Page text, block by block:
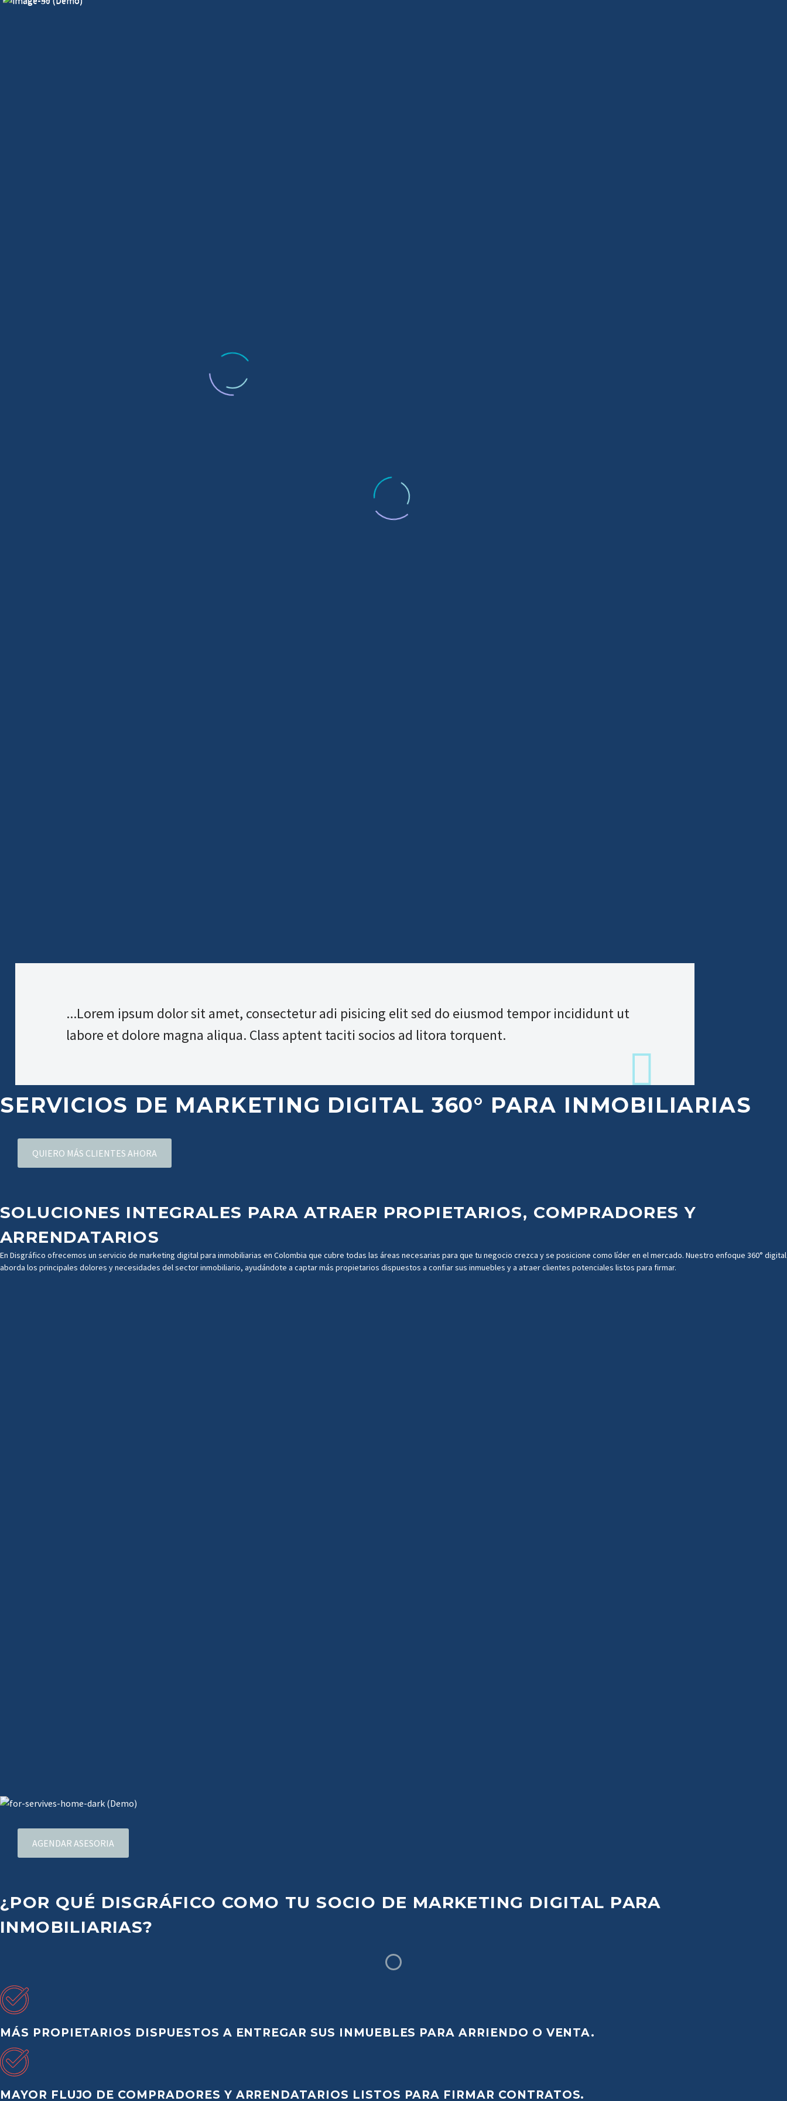
...Lorem ipsum dolor sit amet, consectetur adi pisicing elit sed do eiusmod tempor incididunt ut
labore et dolore magna aliqua. Class aptent taciti socios ad litora torquent.
SERVICIOS DE MARKETING DIGITAL 360° PARA INMOBILIARIAS
QUIERO MÁS CLIENTES AHORA
SOLUCIONES INTEGRALES PARA ATRAER PROPIETARIOS, COMPRADORES Y
ARRENDATARIOS
En Disgráfico ofrecemos un servicio de marketing digitalpara inmobiliarias en Colombia que cubre todas las áreas necesarias para que tu negocio crezca yse posicione como líderen elmercado. Nuestro enfoque 360° digital
aborda los principales dolores ynecesidades delsectorinmobiliario, ayudándote a captarmás propietarios dispuestos a confiarsus inmuebles ya atraerclientes potenciales listos para firmar.
AGENDAR ASESORIA
¿POR QUÉ DISGRÁFICO COMO TU SOCIO DE MARKETING DIGITAL PARA
INMOBILIARIAS?
MÁS PROPIETARIOS DISPUESTOS A ENTREGAR SUS INMUEBLES PARA ARRIENDO O VENTA.
MAYOR FLUJO DE COMPRADORES Y ARRENDATARIOS LISTOS PARA FIRMAR CONTRATOS.